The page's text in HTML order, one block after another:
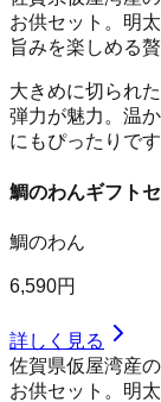
お供セット。明
旨みを楽しめる
大きめに切られ
弾力が魅力。温
にもぴったりです
鯛のわんギフト
鯛のわん
6,590円
詳しく見る
佐賀県仮屋湾産
お供セット。明